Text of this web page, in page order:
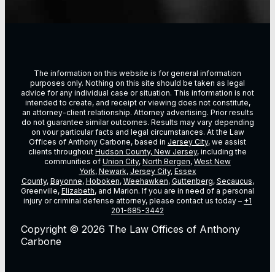
The information on this website is for general information
purposes only. Nothing on this site should be taken as legal
advice for any individual case or situation. This information is not
intended to create, and receipt or viewing does not constitute,
an attorney-client relationship. Attorney advertising. Prior results
do not guarantee similar outcomes. Results may vary depending
on vour particular facts and legal circumstances. At the Law
Offices of Anthony Carbone, based in Jersey City, we assist
clients throughout Hudson County, New Jersey, including the
communities of Union City, North Bergen, West New
York, Newark, Jersey City, Essex
County, Bayonne, Hoboken, Weehawken, Guttenberg, Secaucus,
Greenville, Elizabeth, and Marion. If you are in need of a personal
injury or criminal defense attorney, please contact us today – +1
201-685-3442
Copyright © 2026 The Law Offices of Anthony
Carbone